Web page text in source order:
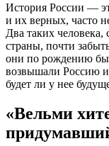
История России —
и их верных, часто
Два таких
страны, почти
они по рождению
возвышали Россию
будет ли у нее
«Вельми